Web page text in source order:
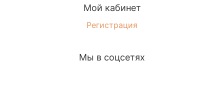
Мой кабинет
Регистрация
Мы в соцсетях